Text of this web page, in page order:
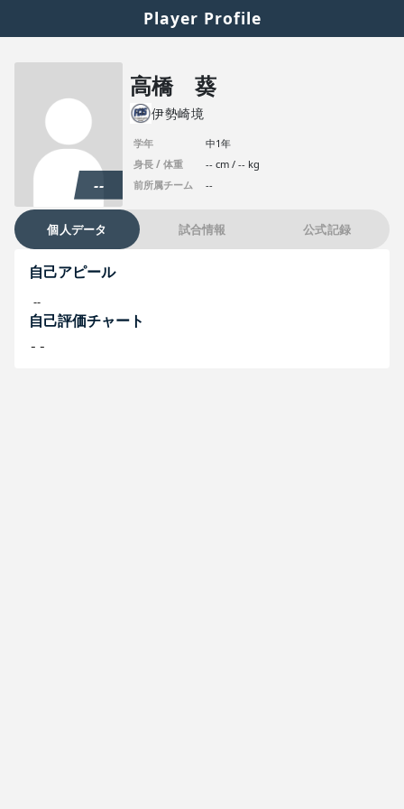
Player Profile
--
高橋 葵
伊勢崎境
学年
中1年
身長 / 体重
-- cm / -- kg
前所属チーム
--
個人データ 試合情報 公式記録
自己アピール
--
自己評価チャート
--